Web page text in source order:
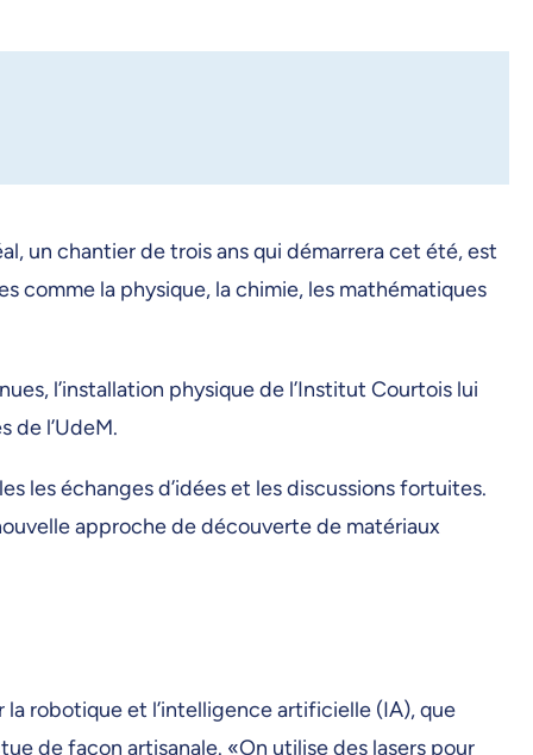
un chantier de trois ans qui démarrera cet été, est
comme la physique, la chimie, les mathématiques
l’installation physique de l’Institut Courtois lui
de l’UdeM.
les échanges d’idées et les discussions fortuites.
approche de découverte de matériaux
la robotique et l’intelligence artificielle (IA), que
de façon artisanale. «On utilise des lasers pour